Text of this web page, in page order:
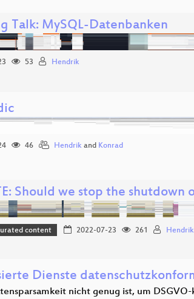
Talk: MySQL-Datenbanken
53 Hendrik
46 Hendrik and Konrad
Should we stop the shutdown
content 2022-07-23 261
Dienste
nicht genug ist, um